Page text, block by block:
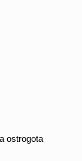
ostrogota